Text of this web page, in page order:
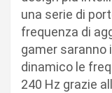
una serie di
frequenza di
gamer saranno
dinamico le
240 Hz grazie